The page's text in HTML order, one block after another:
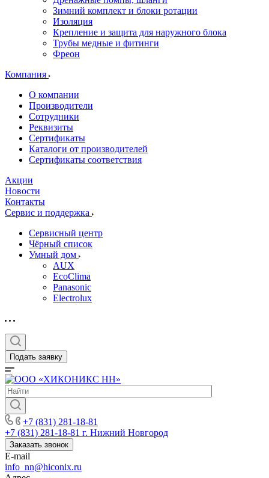
Зимний комплект и блоки ротации
Изоляция
Крепление и защита для наружного блока
Трубы медные и фитинги
Фреон
Компания
О компании
Производители
Сотрудники
Реквизиты
Сертификаты
Каталоги от производителей
Сертификаты соответствия
Акции
Новости
Контакты
Сервис и поддержка
Сервисный центр
Чёрный список
Умный дом
AUX
EcoClima
Panasonic
Electrolux
Подать заявку
+7 (831) 281-18-81
+7 (831) 281-18-81 г. Нижний Новгород
Заказать звонок
E-mail
info_nn@hiconix.ru